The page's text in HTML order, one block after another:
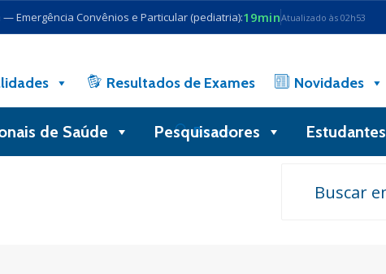
Emergência Convênios e Particular (pediatria):19minAtualizado às 02h53
Resultados de Exames Novidades
Busca
de Saúde Pesquisadores Estudantes